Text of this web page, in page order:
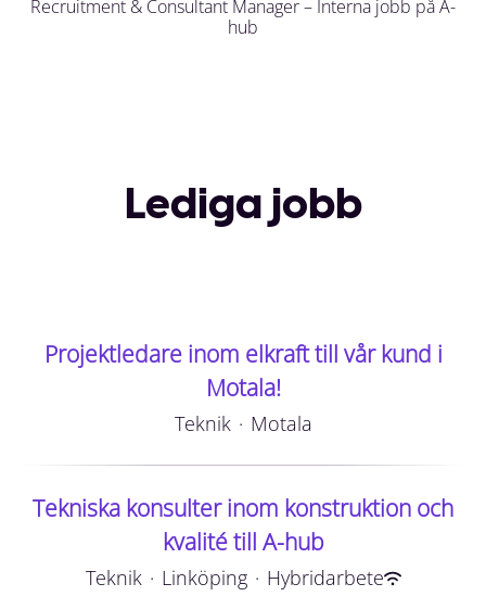
Recruitment & Consultant Manager – Interna jobb på A-
hub
Lediga jobb
Projektledare inom elkraft till vår kund i
Motala!
Teknik · Motala
Tekniska konsulter inom konstruktion och
kvalité till A-hub
Teknik · Linköping · Hybridarbete